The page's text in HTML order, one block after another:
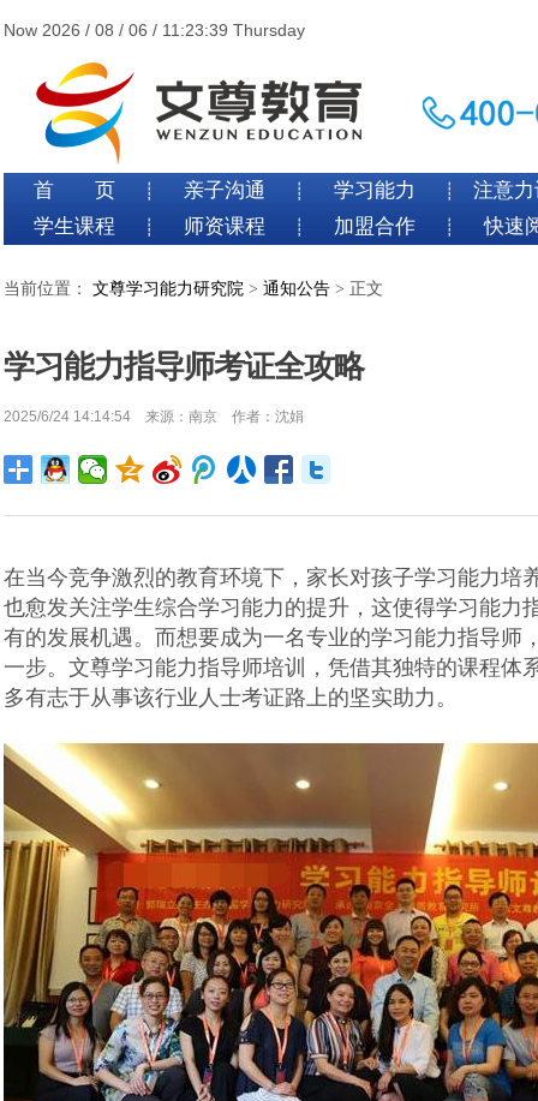
Now 2026 / 08 / 06 / 11:23:40 Thursday
首 页 ┊ 亲子沟通 ┊ 学习能力 ┊
注意
学生课程
┊ 师资课程 ┊ 加盟合作 ┊ 快速
当前位置： 文尊学习能力研究院 > 通知公告 > 正文
学习能力指导师考证全攻略
2025/6/24 14:14:54 来源：南京 作者：沈娟
在当今竞争激烈的教育环境下，家长对孩子学习能力培
也愈发关注学生综合学习能力的提升，这使得学习能力
有的发展机遇。而想要成为一名专业的学习能力指导师
一步。文尊学习能力指导师培训，凭借其独特的课程体
多有志于从事该行业人士考证路上的坚实助力。